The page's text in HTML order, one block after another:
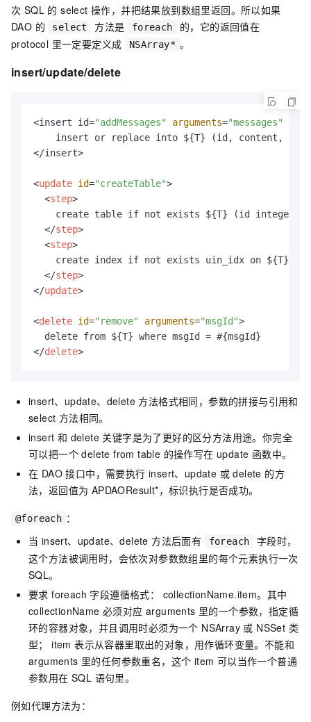
次 SQL 的 select 操作，并把结果放到数组里返回。所以如果
DAO 的
select 方法是 foreach
的，它的返回值在
protocol 里一定要定义成
NSArray* 。
insert/update/delete
<insert id="addMessages" arguments="messages"
insert or replace into ${T} (id, content,
</insert>
<update id="createTable">
<step>
create table if not exists ${T} (id integer
</step>
<step>
create index if not exists uin_idx on ${T}
</step>
</update>
<delete id="remove" arguments="msgId">
</delete>
insert、update、delete 方法格式相同，参数的拼接与引用和
select 方法相同。
insert 和 delete 关键字是为了更好的区分方法用途。你完全
可以把一个 delete from table 的操作写在 update 函数中。
在 DAO 接口中，需要执行 insert、update 或 delete 的方
法，返回值为 APDAOResult*，标识执行是否成功。
@foreach ：
当 insert、update、delete 方法后面有
foreach
字段时，
这个方法被调用时，会依次对参数数组里的每个元素执行一次
SQL。
要求 foreach 字段遵循格式： collectionName.item。其中
collectionName 必须对应 arguments 里的一个参数，指定循
环的容器对象，并且调用时必须为一个 NSArray 或 NSSet 类
型； item 表示从容器里取出的对象，用作循环变量。不能和
arguments 里的任何参数重名，这个 item 可以当作一个普通
参数用在 SQL 语句里。
例如代理方法为：